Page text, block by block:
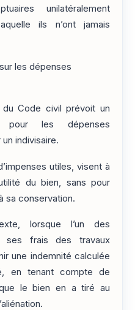
unilatéralement
ils n’ont jamais
les dépenses
Code civil prévoit un
pour les dépenses
indivisaire.
utiles, visent à
du bien, sans pour
sa conservation.
lorsque l’un des
ses frais des travaux
une indemnité calculée
en tenant compte de
que le bien en a tiré au